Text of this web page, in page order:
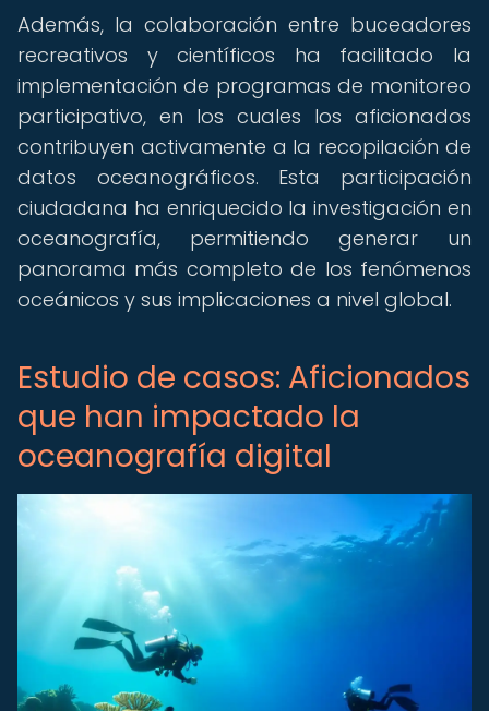
Además, la colaboración entre buceadores
recreativos y científicos ha facilitado la
implementación de programas de monitoreo
participativo, en los cuales los aficionados
contribuyen activamente a la recopilación de
datos oceanográficos. Esta participación
ciudadana ha enriquecido la investigación en
oceanografía, permitiendo generar un
panorama más completo de los fenómenos
oceánicos y sus implicaciones a nivel global.
Estudio de casos: Aficionados
que han impactado la
oceanografía digital